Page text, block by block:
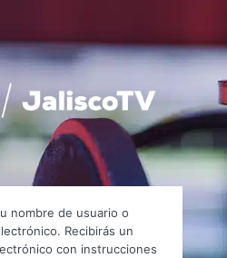
https://
nombre de usuario o
Recibirás un
con instrucciones